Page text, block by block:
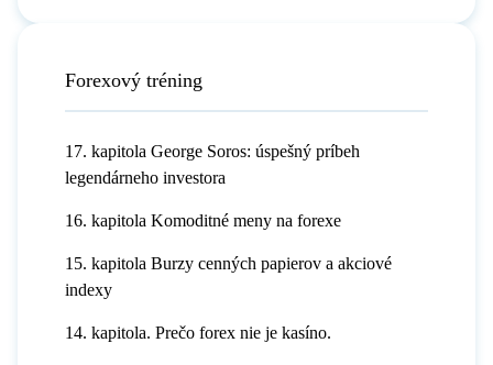
Forexový tréning
17. kapitola George Soros: úspešný príbeh
legendárneho investora
16. kapitola Komoditné meny na forexe
15. kapitola Burzy cenných papierov a akciové
indexy
14. kapitola. Prečo forex nie je kasíno.